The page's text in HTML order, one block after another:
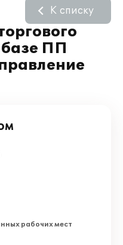
ПП
К списку
рабочих мест